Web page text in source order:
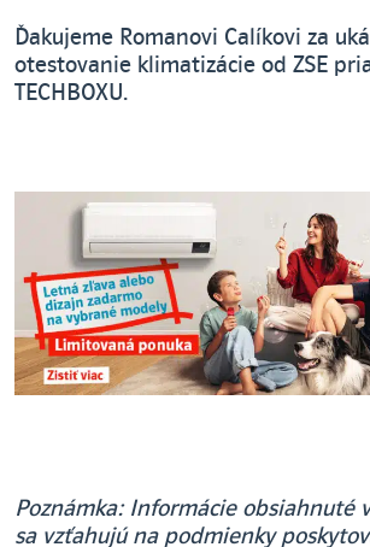
Ďakujeme Romanovi Calíkovi za
otestovanie klimatizácie od ZSE
TECHBOXU.
Poznámka: Informácie obsiahnuté
sa vzťahujú na podmienky